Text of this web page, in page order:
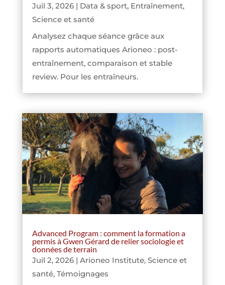
Juil 3, 2026| Data & sport, Entraînement,
Science et santé
Analysez chaque séance grâce aux
rapports automatiques Arioneo : post-
entraînement, comparaison et stable
review. Pour les entraîneurs.
Advanced Program : comment la formation a
permis à Gwen Gérard de relier sociologie et
données de terrain
Juil 2, 2026| Arioneo Institute, Science et
santé, Témoignages